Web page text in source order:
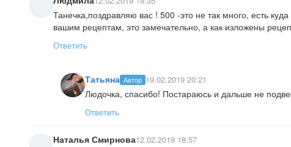
Танечка,поздравляю вас ! 500 -это не так много, есть
вашим рецептам, это замечательно, а как изложены
Ответить
Татьяна Автор 19.02.2019 20:21
Людочка, спасибо! Постараюсь и дальше не
Ответить
Наталья Смирнова12.02.2019 18:57